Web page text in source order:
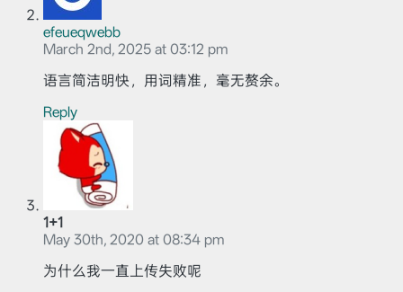
efeueqwebb
March 2nd, 2025 at 03:12 pm
语言简洁明快，用词精准，毫无赘余。
Reply
1+1
May 30th, 2020 at 08:34 pm
为什么我一直上传失败呢